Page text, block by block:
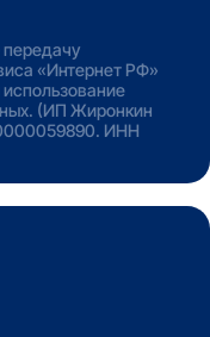
«Интернет РФ»
использование
(ИП Жиронкин
ИНН